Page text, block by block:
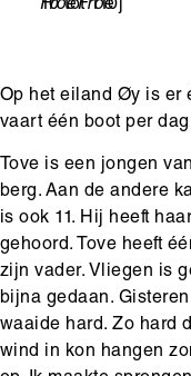
Leeftijd
10 tot 110j
Ondertitel
FroeFroe
Op het eiland Øy is er
vaart één boot per
Tove is een jongen
berg. Aan de andere
is ook 11. Hij heeft
gehoord. Tove heeft
zijn vader. Vliegen is
bijna gedaan.
waaide hard. Zo hard
wind in kon hangen